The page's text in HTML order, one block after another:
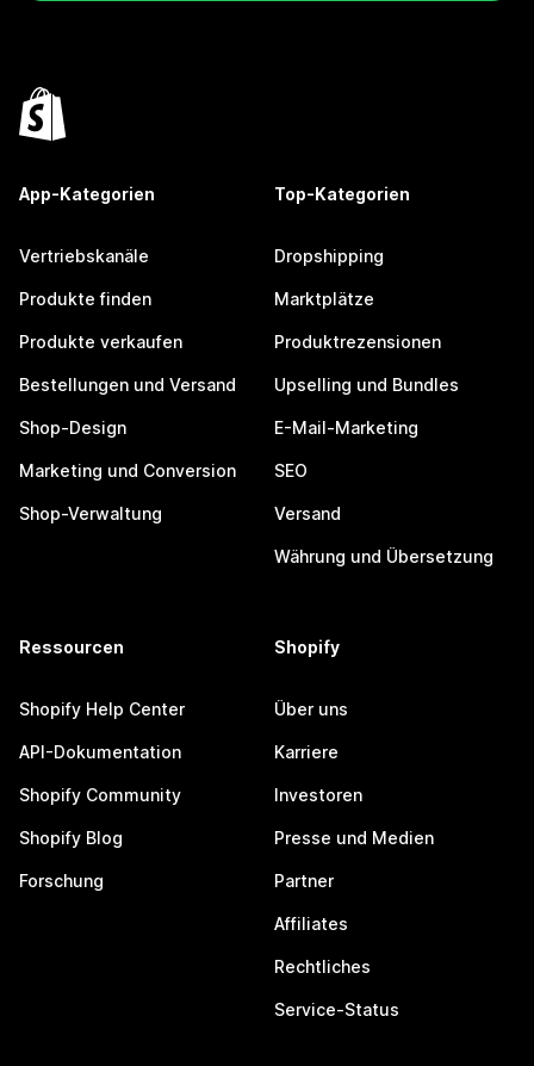
App-Kategorien
Vertriebskanäle
Produkte finden
Produkte verkaufen
Bestellungen und Versand
Shop-Design
Marketing und Conversion
Shop-Verwaltung
Top-Kategorien
Dropshipping
Marktplätze
Produktrezensionen
Upselling und Bundles
E-Mail-Marketing
SEO
Versand
Währung und Übersetzung
Ressourcen
Shopify Help Center
API-Dokumentation
Shopify Community
Shopify Blog
Forschung
Shopify
Über uns
Karriere
Investoren
Presse und Medien
Partner
Affiliates
Rechtliches
Service-Status